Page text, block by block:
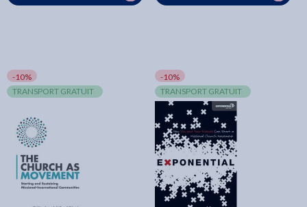
-10%
TRANSPORT GRATUIT
-10%
TRANSPORT GRATUIT